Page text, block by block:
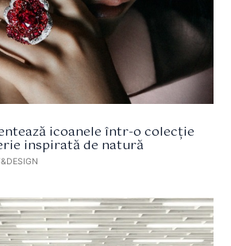
icoanele într-o colecție
inspirată de natură